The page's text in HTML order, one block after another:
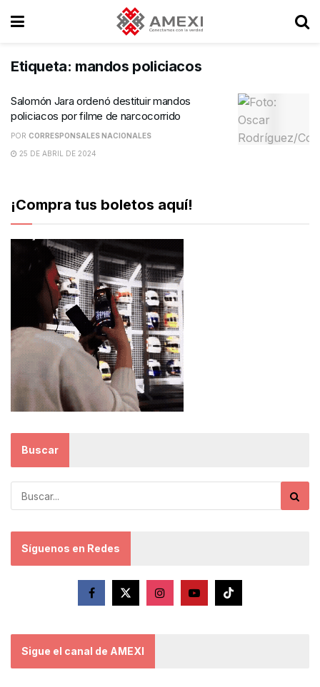
Etiqueta: mandos policiacos
Salomón Jara ordenó destituir mandos
policiacos por filme de narcocorrido
POR CORRESPONSALES NACIONALES
25 DE ABRIL DE 2024
¡Compra tus boletos aquí!
Buscar
Síguenos en Redes
Sigue el canal de AMEXI